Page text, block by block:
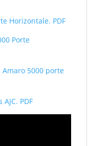
Horizontale. PDF
Porte
5000 porte
PDF